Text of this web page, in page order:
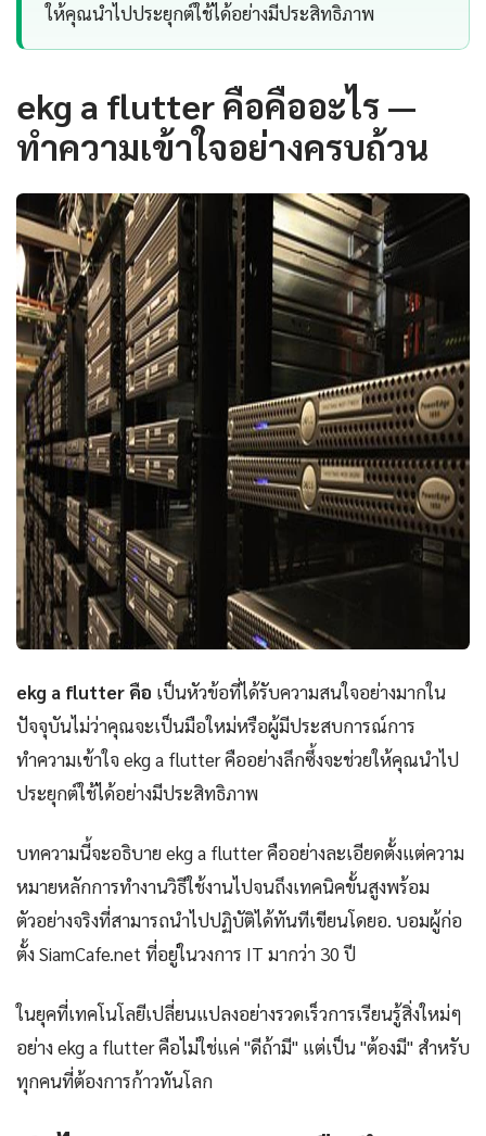
ให้คุณนำไปประยุกต์ใช้ได้อย่างมีประสิทธิภาพ
ekg a flutter คือคืออะไร —
ทำความเข้าใจอย่างครบถ้วน
ekg a flutter คือ เป็นหัวข้อที่ได้รับความสนใจอย่างมากใน
ปัจจุบันไม่ว่าคุณจะเป็นมือใหม่หรือผู้มีประสบการณ์การ
ทำความเข้าใจ ekg a flutter คืออย่างลึกซึ้งจะช่วยให้คุณนำไป
ประยุกต์ใช้ได้อย่างมีประสิทธิภาพ
บทความนี้จะอธิบาย ekg a flutter คืออย่างละเอียดตั้งแต่ความ
หมายหลักการทำงานวิธีใช้งานไปจนถึงเทคนิคขั้นสูงพร้อม
ตัวอย่างจริงที่สามารถนำไปปฏิบัติได้ทันทีเขียนโดยอ. บอมผู้ก่อ
ตั้ง SiamCafe.net ที่อยู่ในวงการ IT มากว่า 30 ปี
ในยุคที่เทคโนโลยีเปลี่ยนแปลงอย่างรวดเร็วการเรียนรู้สิ่งใหม่ๆ
อย่าง ekg a flutter คือไม่ใช่แค่ "ดีถ้ามี" แต่เป็น "ต้องมี" สำหรับ
ทุกคนที่ต้องการก้าวทันโลก